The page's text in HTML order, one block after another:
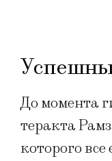
До момента
теракта
которого